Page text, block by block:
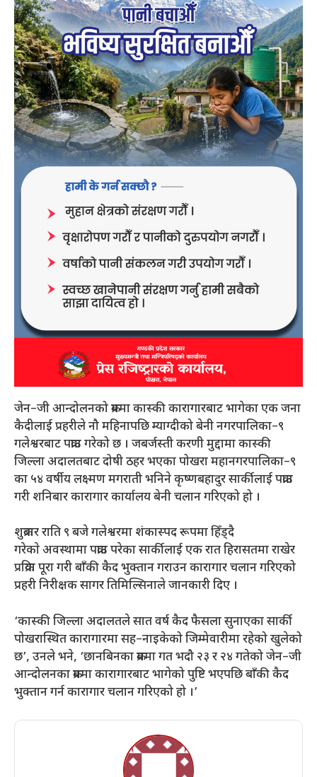
जेन–जी आन्दोलनको क्रममा कास्की कारागारबाट भागेका एक जना
कैदीलाई प्रहरीले नौ महिनापछि म्याग्दीको बेनी नगरपालिका–९
गलेश्वरबाट पक्राउ गरेको छ । जबर्जस्ती करणी मुद्दामा कास्की
जिल्ला अदालतबाट दोषी ठहर भएका पोखरा महानगरपालिका–९
का ५४ वर्षीय लक्ष्मण मगराती भनिने कृष्णबहादुर सार्कीलाई पक्राउ
गरी शनिबार कारागार कार्यालय बेनी चलान गरिएको हो ।
शुक्रबार राति ९ बजे गलेश्वरमा शंकास्पद रूपमा हिँड्दै
गरेकाे अवस्थामा पक्राउ परेका सार्कीलाई एक रात हिरासतमा राखेर
प्रक्रिया पूरा गरी बाँकी कैद भुक्तान गराउन कारागार चलान गरिएको
प्रहरी निरीक्षक सागर तिमिल्सिनाले जानकारी दिए ।
‘कास्की जिल्ला अदालतले सात वर्ष कैद फैसला सुनाएका सार्की
पोखरास्थित कारागारमा सह–नाइकेको जिम्मेवारीमा रहेको खुलेको
छ’, उनले भने, ‘छानबिनका क्रममा गत भदौ २३ र २४ गतेको जेन–जी
आन्दोलनका क्रममा कारागारबाट भागेको पुष्टि भएपछि बाँकी कैद
भुक्तान गर्न कारागार चलान गरिएको हो ।’